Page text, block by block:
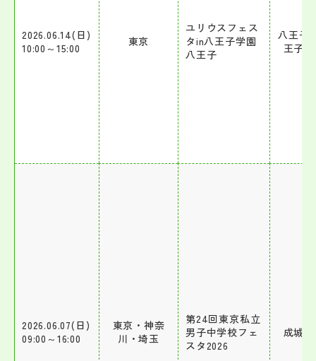
2026.06.14(日)
10:00～15:00
東京
ユリウスフェス
タin八王子学園
八王子
八王子
王子
2026.06.07(日)
09:00～16:00
東京・神奈
川・埼玉
第24回東京私立
男子中学校フェ
スタ2026
成城